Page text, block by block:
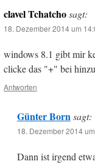
clavel Tchatchosagt:
18. Dezember 2014 um
windows 8.1 gibt mir
clicke das "+" bei
Antworten
Günter Born sagt:
18. Dezember 2014
Dann ist irgend